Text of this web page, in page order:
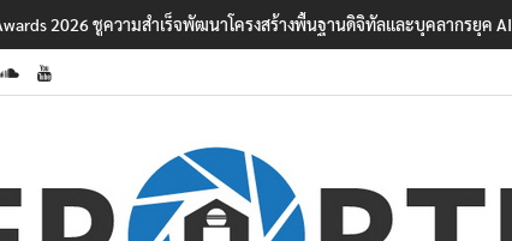
2026 ชูความสำเร็จพัฒนาโครงสร้างพื้นฐานดิจิทัลและบุคลากรยุค AI